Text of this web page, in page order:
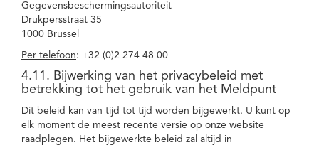
Gegevensbeschermingsautoriteit
Drukpersstraat 35
1000 Brussel
Per telefoon: +32 (0)2 274 48 00
4.11. Bijwerking van het privacybeleid met
betrekking tot het gebruik van het Meldpunt
Dit beleid kan van tijd tot tijd worden bijgewerkt. U kunt op
elk moment de meest recente versie op onze website
raadplegen. Het bijgewerkte beleid zal altijd in